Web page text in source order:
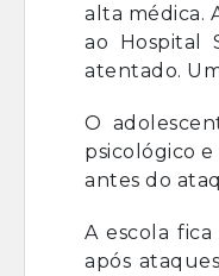
alta médica.
ao Hospital
atentado.
O
psicológico
antes do
A escola
após